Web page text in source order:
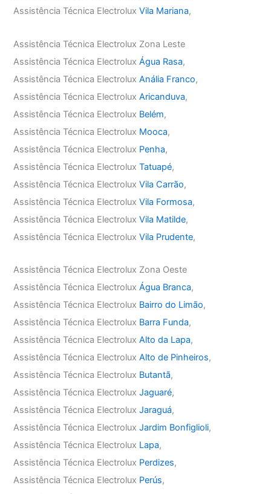
Assistência Técnica ElectroluxVila Mariana,
Assistência Técnica Electrolux Zona Leste
Assistência Técnica ElectroluxÁgua Rasa,
Assistência Técnica ElectroluxAnália Franco,
Assistência Técnica ElectroluxAricanduva,
Assistência Técnica Electrolux Belém,
Assistência Técnica Electrolux Mooca,
Assistência Técnica Electrolux Penha,
Assistência Técnica ElectroluxTatuapé,
Assistência Técnica ElectroluxVila Carrão,
Assistência Técnica ElectroluxVila Formosa,
Assistência Técnica ElectroluxVila Matilde,
Assistência Técnica ElectroluxVila Prudente,
Assistência Técnica Electrolux Zona Oeste
Assistência Técnica ElectroluxÁgua Branca,
Assistência Técnica Electrolux Bairro do Limão,
Assistência Técnica Electrolux Barra Funda,
Assistência Técnica ElectroluxAlto da Lapa,
Assistência Técnica ElectroluxAlto de Pinheiros,
Assistência Técnica Electrolux Butantã,
Assistência Técnica ElectroluxJaguaré,
Assistência Técnica ElectroluxJaraguá,
Assistência Técnica ElectroluxJardim Bonfiglioli,
Assistência Técnica Electrolux Lapa,
Assistência Técnica Electrolux Perdizes,
Assistência Técnica Electrolux Perús,